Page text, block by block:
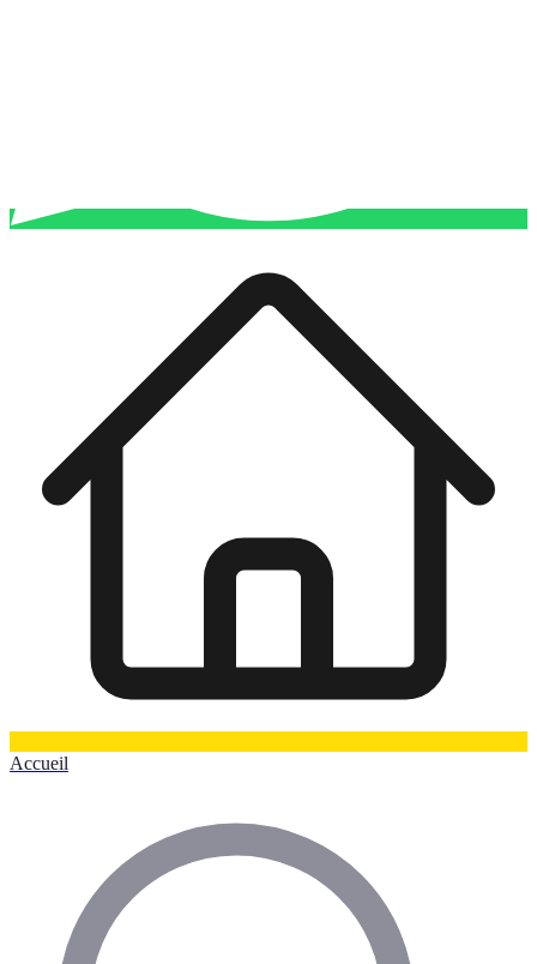
Accueil